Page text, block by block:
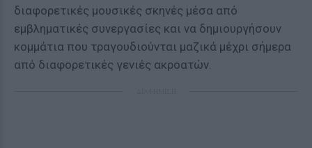
διαφορετικές μουσικές σκηνές μέσα από
εμβληματικές συνεργασίες και να δημιουργήσουν
κομμάτια που τραγουδιούνται μαζικά μέχρι σήμερα
από διαφορετικές γενιές ακροατών.